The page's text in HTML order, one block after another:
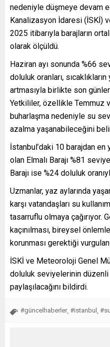
nedeniyle düşmeye devam
Kanalizasyon İdaresi (İSKİ)
2025 itibarıyla barajların
olarak ölçüldü.
Haziran ayı sonunda %66
doluluk oranları,
artmasıyla birlikte son
Yetkililer, özellikle Temmuz
buharlaşma nedeniyle su
azalma yaşanabileceğini
İstanbul’daki 10 barajdan
olan Elmalı Barajı %81
Barajı ise %24 doluluk
Uzmanlar, yaz aylarında
karşı vatandaşları su
tasarruflu olmaya çağırıyor.
kaçınılması, bireysel
korunması gerektiği
İSKİ ve Meteoroloji Genel
doluluk seviyelerinin düzenli
paylaşılacağını bildirdi.
#güncelhaberler, #istanbul ,